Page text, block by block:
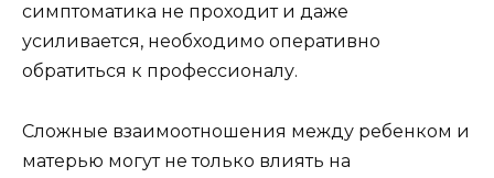
симптоматика не проходит и даже
усиливается, необходимо оперативно
обратиться к профессионалу.
Сложные взаимоотношения между ребенком и
матерью могут не только влиять на